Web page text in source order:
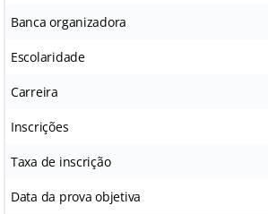
Banca organizadora
Escolaridade
Carreira
Inscrições
Taxa de inscrição
Data da prova objetiva